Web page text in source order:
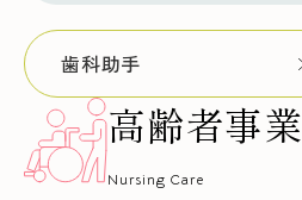
歯科助手
高齢者事業
Nursing Care